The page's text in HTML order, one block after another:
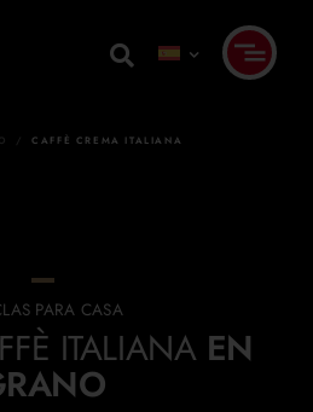
CAFFÈ CREMA ITALIANA
PARA CASA
ITALIANA EN